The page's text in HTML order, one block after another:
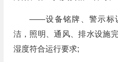
——设备铭牌、警示标
洁，照明、通风、排水设施
湿度符合运行要求;